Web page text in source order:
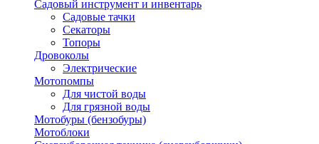
Садовый инструмент и инвентарь
Садовые тачки
Секаторы
Топоры
Дровоколы
Электрические
Мотопомпы
Для чистой воды
Для грязной воды
Мотобуры (бензобуры)
Мотоблоки